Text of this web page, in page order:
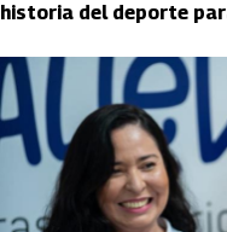
historia del deporte